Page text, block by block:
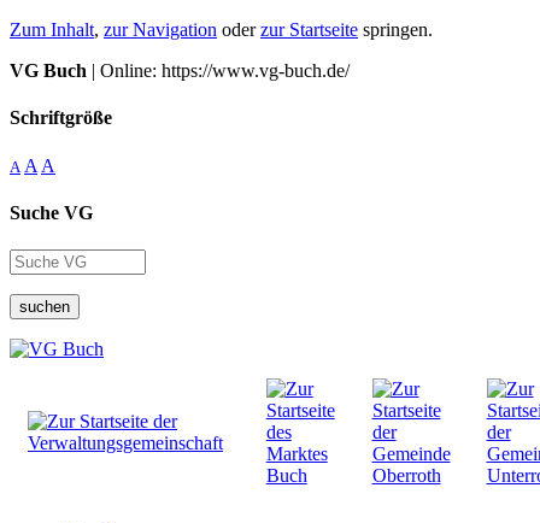
Zum Inhalt, zur Navigation oderzur Startseite springen.
VG Buch | Online: https://www.vg-buch.de/
Schriftgröße
A A A
Suche VG
suchen